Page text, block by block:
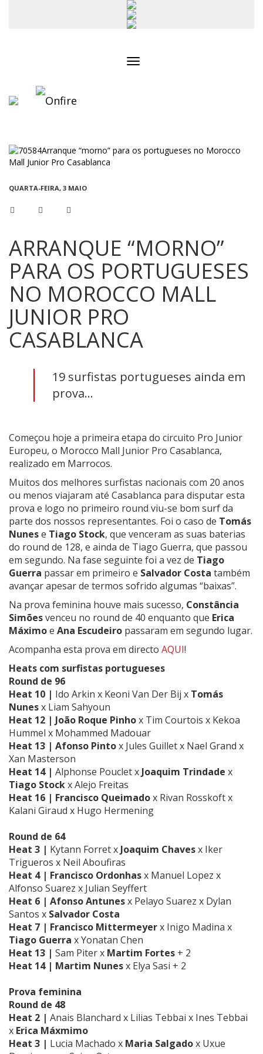
QUARTA-FEIRA, 3 MAIO
ARRANQUE “MORNO”
PARA OS PORTUGUESES
NO MOROCCO MALL
JUNIOR PRO
CASABLANCA
19 surfistas portugueses ainda em
prova...
Começou hoje a primeira etapa do circuito Pro Junior
Europeu, o Morocco Mall Junior Pro Casablanca,
realizado em Marrocos.
Muitos dos melhores surfistas nacionais com 20 anos
ou menos viajaram até Casablanca para disputar esta
prova e logo no primeiro round viu-se bom surf da
parte dos nossos representantes. Foi o caso de Tomás
Nunese Tiago Stock, que venceram as suas baterias
do round de 128, e ainda de Tiago Guerra, que passou
em segundo. Na fase seguinte foi a vez de Tiago
Guerra passar em primeiro e Salvador Costa também
avançar apesar de termos sofrido algumas “baixas”.
Na prova feminina houve mais sucesso, Constância
Simõesvenceu no round de 40 enquanto que Erica
Máximoe Ana Escudeiro passaram em segundo lugar.
Acompanha esta prova em directo AQUI!
Heats com surfistas portugueses
Round de 96
Heat 10 | Ido Arkin x Keoni Van Der Bij x Tomás
Nunesx Liam Sahyoun
Heat 12 | João Roque Pinhox Tim Courtois x Kekoa
Hummel x Mohammed Madouar
Heat 13 | Afonso Pintox Jules Guillet x Nael Grand x
Xan Masterson
Heat 14 | Alphonse Pouclet x Joaquim Trindade x
Tiago Stockx Alejo Freitas
Heat 16 | Francisco Queimadox Rivan Rosskoft x
Kalani Giraud x Hugo Hermening
Round de 64
Heat 3 | Kytann Forret x Joaquim Chavesx Iker
Trigueros x Neil Aboufiras
Heat 4 | Francisco Ordonhasx Manuel Lopez x
Alfonso Suarez x Julian Seyffert
Heat 6 | Afonso Antunesx Pelayo Suarez x Dylan
Santos x Salvador Costa
Heat 7 | Francisco Mittermeyerx Inigo Madina x
Tiago Guerra x Yonatan Chen
Heat 13 | Sam Piter x Martim Fortes + 2
Heat 14 | Martim Nunesx Elya Sasi + 2
Prova feminina
Round de 48
Heat 2 | Anais Blanchard x Lilias Tebbai x Ines Tebbai
x Erica Máxmimo
Heat 3 | Lucia Machado x Maria Salgadox Uxue